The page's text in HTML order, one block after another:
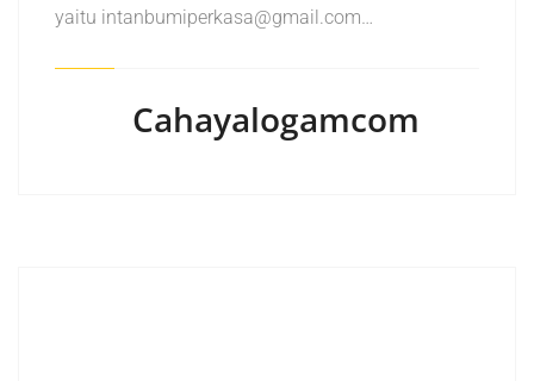
yaitu intanbumiperkasa@gmail.com…
Cahayalogamcom